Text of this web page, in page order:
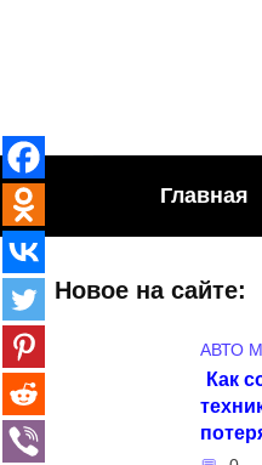
Главная
Новое на сайте:
АВТО
Как